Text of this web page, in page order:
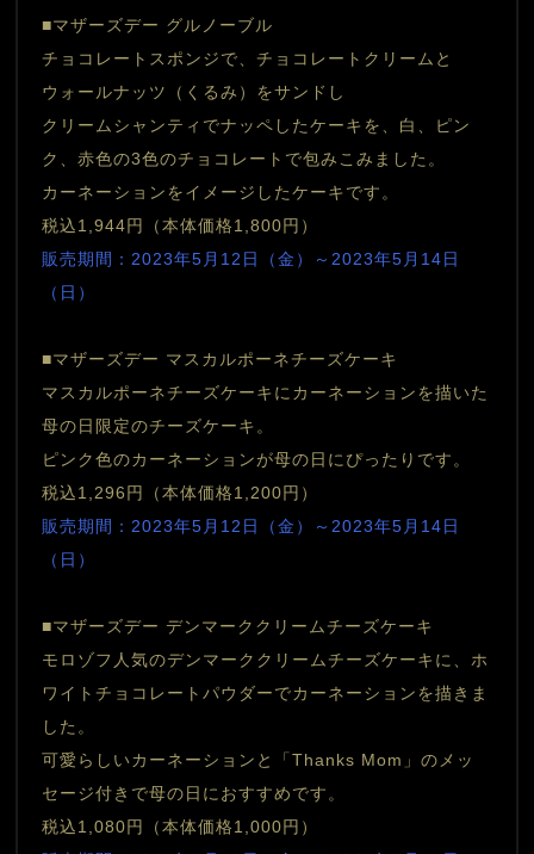
■マザーズデー グルノーブル
チョコレートスポンジで、チョコレートクリームと
ウォールナッツ（くるみ）をサンドし
クリームシャンティでナッペしたケーキを、白、ピン
ク、赤色の3色のチョコレートで包みこみました。
カーネーションをイメージしたケーキです。
税込1,944円（本体価格1,800円）
販売期間：2023年5月12日（金）～2023年5月14日
（日）
■マザーズデー マスカルポーネチーズケーキ
マスカルポーネチーズケーキにカーネーションを描いた
母の日限定のチーズケーキ。
ピンク色のカーネーションが母の日にぴったりです。
税込1,296円（本体価格1,200円）
販売期間：2023年5月12日（金）～2023年5月14日
（日）
■マザーズデー デンマーククリームチーズケーキ
モロゾフ人気のデンマーククリームチーズケーキに、ホ
ワイトチョコレートパウダーでカーネーションを描きま
した。
可愛らしいカーネーションと「Thanks Mom」のメッ
セージ付きで母の日におすすめです。
税込1,080円（本体価格1,000円）